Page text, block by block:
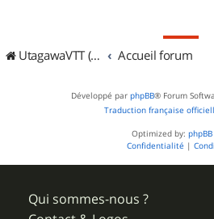
UtagawaVTT (Randos VTT et VTTAE avec traces GPS) Accueil forum
Développé par phpBB® Forum
Traduction française
Optimized by: phpBB
Confidentialité |
Qui sommes-nous ?